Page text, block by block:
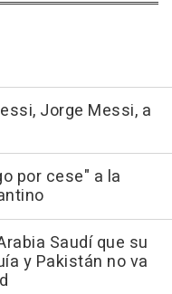
Jorge Messi, a
por cese" a la
Saudí que su
y Pakistán no va